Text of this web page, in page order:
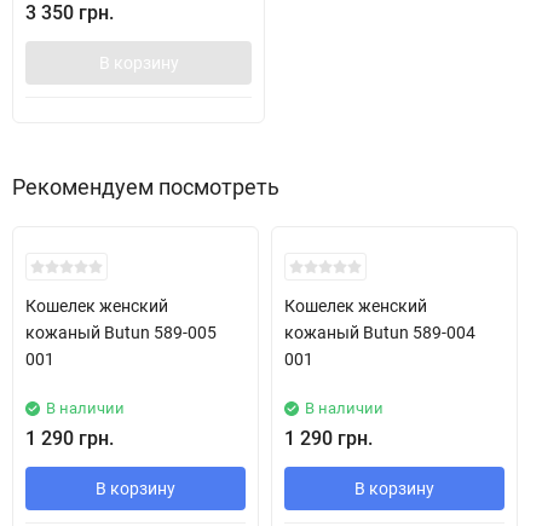
3 350 грн.
В корзину
Рекомендуем посмотреть
Кошелек женский
кожаный Butun 589-005
001
В наличии
1 290 грн.
В корзину
Кошелек женский
кожаный Butun 589-004
001
В наличии
1 290 грн.
В корзину